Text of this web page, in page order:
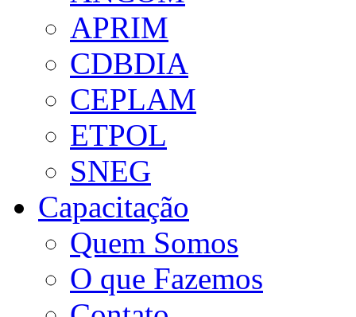
APRIM
CDBDIA
CEPLAM
ETPOL
SNEG
Capacitação
Quem Somos
O que Fazemos